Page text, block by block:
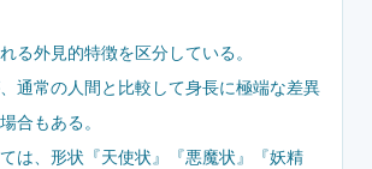
る外見的特徴を区分している。
通常の人間と比較して身長に極端な差異
合もある。
は、形状『天使状』『悪魔状』『妖精